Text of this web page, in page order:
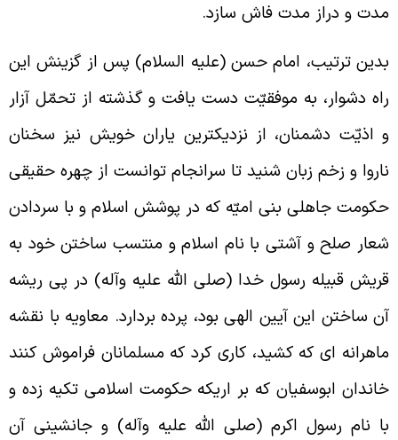
و دراز مدت فاش سازد.
ترتيب، امام حسن (عليه السلام) پس از گزينش اين
دشوار، به موفقيّت دست يافت و گذشته از تحمّل آزار
اذيّت دشمنان، از نزديكترين ياران خويش نيز سخنان
و زخم زبان شنيد تا سرانجام توانست از چهره حقيقى
جاهلى بنى اميّه که در پوشش اسلام و با سردادن
صلح و آشتى با نام اسلام و منتسب ساختن خود به
قبيله رسول خدا (صلى الله عليه وآله) در پى ريشه
ساختن اين آيين الهى بود، پرده بردارد. معاويه با نقشه
اى که کشيد، کارى کرد که مسلمانان فراموش کنند
ابوسفيان که بر اريكه حكومت اسلامى تكيه زده و
نام رسول اکرم (صلى الله عليه وآله) و جانشينى آن